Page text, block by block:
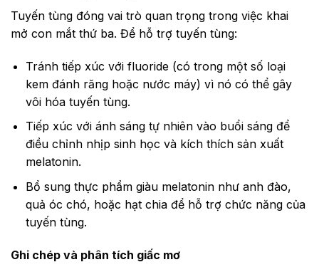
Tuyến tùng đóng vai trò quan trọng trong việc khai
mở con mắt thứ ba. Để hỗ trợ tuyến tùng:
Tránh tiếp xúc với fluoride (có trong một số loại
kem đánh răng hoặc nước máy) vì nó có thể gây
vôi hóa tuyến tùng.
Tiếp xúc với ánh sáng tự nhiên vào buổi sáng để
điều chỉnh nhịp sinh học và kích thích sản xuất
melatonin.
Bổ sung thực phẩm giàu melatonin như anh đào,
quả óc chó, hoặc hạt chia để hỗ trợ chức năng của
tuyến tùng.
Ghi chép và phân tích giấc mơ